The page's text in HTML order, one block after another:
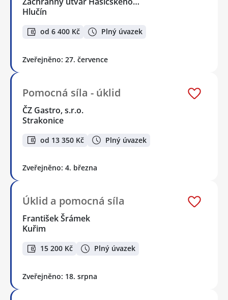
Hlučín
od 6 400 Kč Plný úvazek
Zveřejněno: 27. července
Pomocná síla - úklid
ČZ Gastro, s.r.o.
Strakonice
od 13 350 Kč Plný úvazek
Zveřejněno: 4. března
Úklid a pomocná síla
František Šrámek
Kuřim
15 200 Kč Plný úvazek
Zveřejněno: 18. srpna